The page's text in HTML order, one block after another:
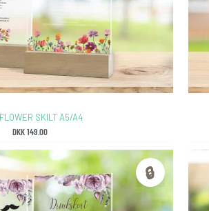
SKILT A5/A4
DKK149.00
🔒